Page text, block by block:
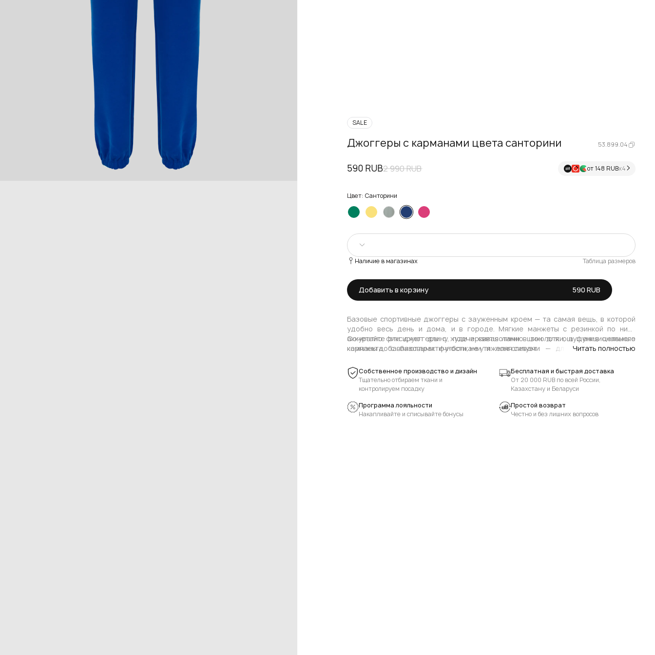
SALE
Джоггеры с карманами цвета санторини 53.899.04
590 RUB2 990 RUB от 148 RUBх4
Цвет: Санторини
Наличие в магазинах Таблица размеров
Добавить в корзину 590 RUB
Базовые спортивные джоггеры с зауженным кроем — та самая вещь, в которой
удобно весь день и дома, и в городе. Мягкие манжеты с резинкой по низу
аккуратно фиксируют длину, подчеркивая линию щиколотки, а функциональные
карманы добавляют практичности, не утяжеляя силуэт.
Сочетайте эти джоггеры с худи и свитшотами в тон для ощущения цельного
комплекта, с базовыми футболками и лонгсливами — для минималистичных
кардиганами из других категорий ADLI.
Чтобы добавить женственности, комбинируйте их с аккуратными топами,
трикотажными боди и жакетами прямого кроя; по обуви выбирайте кроссовки,
базовый городской гардероб.
Читать полностью
Собственное производство и дизайн
Тщательно отбираем ткани и
контролируем посадку
Бесплатная и быстрая доставка
От 20 000 RUB по всей России,
Казахстану и Беларуси
Программа лояльности
Накапливайте и списывайте бонусы
Простой возврат
Честно и без лишних вопросов